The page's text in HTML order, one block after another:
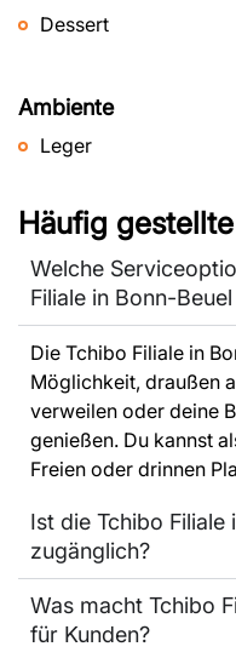
Dessert
Ambiente
Leger
Häufig
Welche
Filiale in Bonn-
Die Tchibo Filiale in
Möglichkeit, draußen
verweilen oder deine
genießen. Du kannst
Freien oder drinnen
Ist die Tchibo
zugänglich?
Was macht Tchibo
für Kunden?